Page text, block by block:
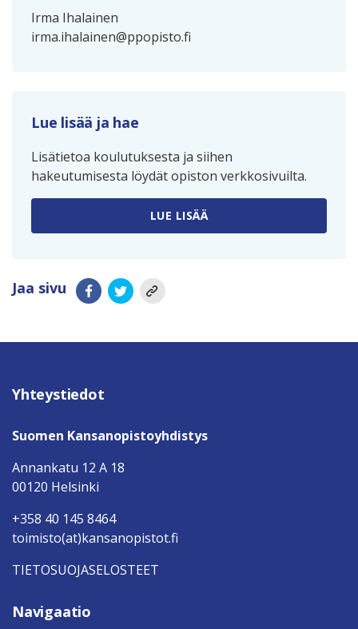
Irma Ihalainen
irma.ihalainen@ppopisto.fi
Lue lisää ja hae
Lisätietoa koulutuksesta ja siihen
hakeutumisesta löydät opiston verkkosivuilta.
LUE LISÄÄ
Jaa sivu
Yhteystiedot
Suomen Kansanopistoyhdistys
Annankatu 12 A 18
00120 Helsinki
+358 40 145 8464
toimisto(at)kansanopistot.fi
TIETOSUOJASELOSTEET
Navigaatio